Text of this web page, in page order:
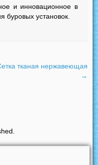
и инновационное в
буровых установок.
тканая нержавеющая
→